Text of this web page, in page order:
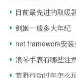
目前最先进的取暖
剑姬一般多大年纪
net framework安装
浪琴手表有哪些注
荒野行动过年怎么